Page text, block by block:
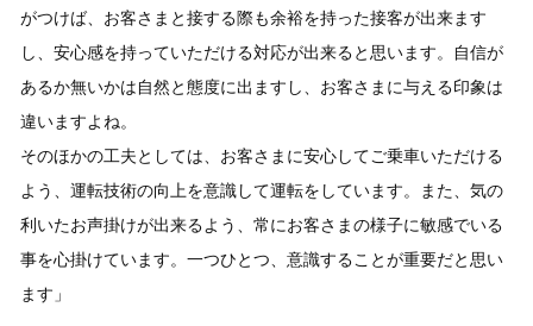
がつけば、お客さまと接する際も余裕を持った接客が出来ます
し、安心感を持っていただける対応が出来ると思います。自信が
あるか無いかは自然と態度に出ますし、お客さまに与える印象は
違いますよね。
そのほかの工夫としては、お客さまに安心してご乗車いただける
よう、運転技術の向上を意識して運転をしています。また、気の
利いたお声掛けが出来るよう、常にお客さまの様子に敏感でいる
事を心掛けています。一つひとつ、意識することが重要だと思い
ます」